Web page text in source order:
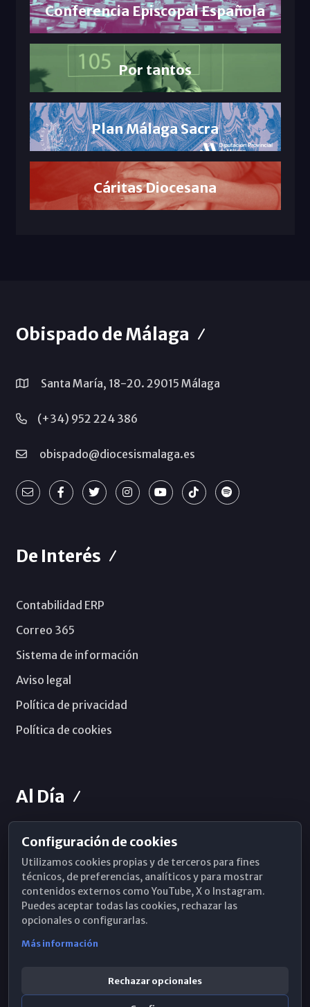
Conferencia Episcopal Española
Por tantos
Plan Málaga Sacra
Cáritas Diocesana
Obispado de Málaga
Santa María, 18-20. 29015 Málaga
(+34) 952 224 386
obispado@diocesismalaga.es
De Interés
Contabilidad ERP
Correo 365
Sistema de información
Aviso legal
Política de privacidad
Política de cookies
Al Día
Horarios de Misa
Hemeroteca
WhatsApp
Configuración de cookies
Utilizamos cookies propias y de terceros para fines
técnicos, de preferencias, analíticos y para mostrar
contenidos externos como YouTube, X o Instagram.
Puedes aceptar todas las cookies, rechazar las
opcionales o configurarlas.
Más información
Rechazar opcionales